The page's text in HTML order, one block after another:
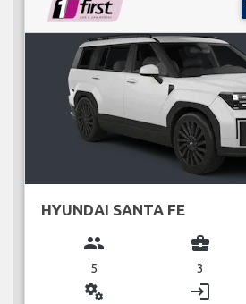
HYUNDAI SANTA FE
group
5
business_center
3
miscellaneous_services login